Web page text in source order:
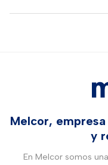
Melcor,
y
En Melcor somos